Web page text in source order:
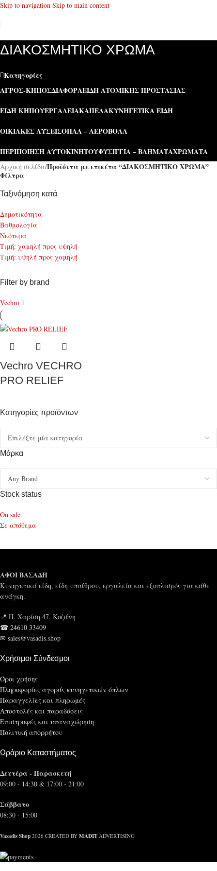
Skip to navigation Skip to main content
ΔΙΑΚΟΣΜΗΤΙΚΟ ΧΡΩΜΑ
Κατηγορίες
ΑΓΡΌΣ-ΚΉΠΟΣΔΙΆΦΟΡΑΕΊΔΗ ΑΤΟΜΙΚΉΣ ΠΡΟΣΤΑΣΊΑΣ
ΕΊΔΗ ΚΉΠΟΥΕΡΓΑΛΕΊΑΚΑΠΕΛΑΚΥΝΗΓΕΤΙΚΆ ΕΊΔΗ
ΟΙΚΙΑΚΈΣ ΛΎΣΕΙΣΌΠΛΑ – ΑΕΡΟΒΌΛΑ
ΠΕΡΙΠΟΊΗΣΗ ΑΥΤΟΚΙΝΉΤΟΥΦΥΣΊΓΓΙΑ – ΒΛΉΜΑΤΑΧΡΏΜΑΤΑ
Κατηγορίες προϊόντων
Μάρκα
Stock status
On sale
Σε απόθεμα
Αρχική σελίδα/Προϊόντα με ετικέτα “ΔΙΑΚΟΣΜΗΤΙΚΟ ΧΡΩΜΑ”
Φίλτρα
Ταξινόμηση κατά
Δημοτικότητα
Bαθμολογία
Νεότερα
Τιμή: χαμηλή προς υψηλή
Τιμή: υψηλή προς χαμηλή
Filter by brand
Vechro 1
Vechro VECHRO
PRO RELIEF
ΑΦΟΙ ΒΑΣΑΔΗ
Κυνηγετικά είδη, είδη υπαίθρου, εργαλεία και εξοπλισμός για κάθε
ανάγκη.
📍 Π. Χαρίση 47, Κοζάνη
☎ 24610 33409
✉ sales@vasadis.shop
Χρήσιμοι Σύνδεσμοι
Όροι χρήσης
Πληροφορίες αγοράς κυνηγετικών όπλων
Παραγγελίες και πληρωμές
Αποστολές και παραδόσεις
Επιστροφές και υπαναχώρηση
Πολιτική απορρήτου
Ωράριο Καταστήματος
Δευτέρα - Παρασκευή
09:00 - 14:30 & 17:00 - 21:00
Σάββατο
08:30 - 15:00
Vasadis Shop 2026 CREATED BY MADIT ADVERTISING